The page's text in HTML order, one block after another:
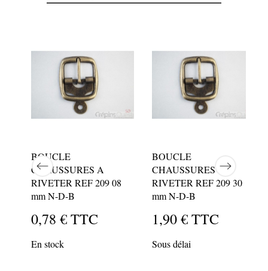
BOUCLE
CHAUSSURES A
RIVETER REF 209 08
mm N-D-B
0,78 € TTC
En stock
BOUCLE
CHAUSSURES A
RIVETER REF 209 30
mm N-D-B
1,90 €TTC
Sous délai